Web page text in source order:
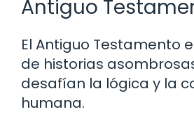
Antiguo
El Antiguo Testamento
de historias
desafían la lógica y la
humana.